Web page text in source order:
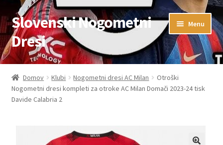
Skip
to
navigation
Skip
to
content
Slovenski Nogometni
Dresi
Menu
Domov
Blog
Kontaktiraj nas
Domov Klubi Nogometni dresi AC Milan
Otroški
Nogometni dresi kompleti za otroke AC Milan Domači 2023-24 tisk
Davide Calabria 2